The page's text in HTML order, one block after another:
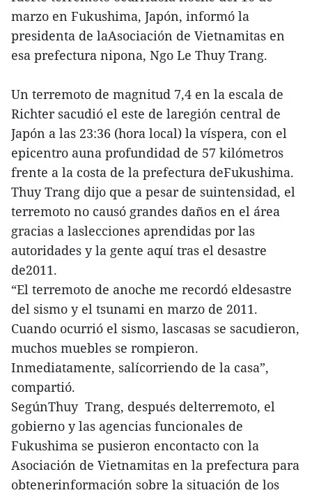
marzo en Fukushima, Japón, informó la
presidenta de laAsociación de Vietnamitas en
esa prefectura nipona, Ngo Le Thuy Trang.
Un terremoto de magnitud 7,4 en la escala de
Richter sacudió el este de laregión central de
Japón a las 23:36 (hora local) la víspera, con el
epicentro auna profundidad de 57 kilómetros
frente a la costa de la prefectura deFukushima.
Thuy Trang dijo que a pesar de suintensidad, el
terremoto no causó grandes daños en el área
gracias a laslecciones aprendidas por las
autoridades y la gente aquí tras el desastre
de2011.
“El terremoto de anoche me recordó eldesastre
del sismo y el tsunami en marzo de 2011.
Cuando ocurrió el sismo, lascasas se sacudieron,
muchos muebles se rompieron.
Inmediatamente, salícorriendo de la casa”,
compartió.
SegúnThuy Trang, después delterremoto, el
gobierno y las agencias funcionales de
Fukushima se pusieron encontacto con la
Asociación de Vietnamitas en la prefectura para
obtenerinformación sobre la situación de los